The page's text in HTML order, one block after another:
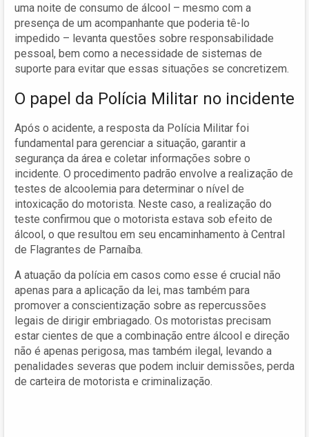
uma noite de consumo de álcool – mesmo com a
presença de um acompanhante que poderia tê-lo
impedido – levanta questões sobre responsabilidade
pessoal, bem como a necessidade de sistemas de
suporte para evitar que essas situações se concretizem.
O papel da Polícia Militar no incidente
Após o acidente, a resposta da Polícia Militar foi
fundamental para gerenciar a situação, garantir a
segurança da área e coletar informações sobre o
incidente. O procedimento padrão envolve a realização de
testes de alcoolemia para determinar o nível de
intoxicação do motorista. Neste caso, a realização do
teste confirmou que o motorista estava sob efeito de
álcool, o que resultou em seu encaminhamento à Central
de Flagrantes de Parnaíba.
A atuação da polícia em casos como esse é crucial não
apenas para a aplicação da lei, mas também para
promover a conscientização sobre as repercussões
legais de dirigir embriagado. Os motoristas precisam
estar cientes de que a combinação entre álcool e direção
não é apenas perigosa, mas também ilegal, levando a
penalidades severas que podem incluir demissões, perda
de carteira de motorista e criminalização.